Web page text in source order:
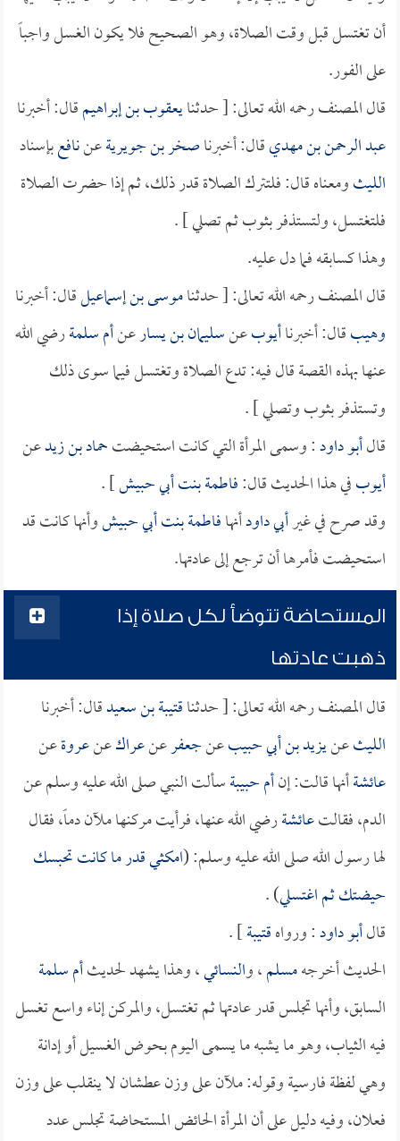
أن تغتسل قبل وقت الصلاة، وهو الصحيح فلا يكون الغسل واجباً
على الفور.
قال المصنف رحمه الله تعالى: [ حدثنايعقوب بن إبراهيمقال: أخبرنا
عبد الرحمن بن مهديقال: أخبرناصخر بن جويريةعننافعبإسناد
الليثومعناه قال: فلتترك الصلاة قدر ذلك، ثم إذا حضرت الصلاة
فلتغتسل، ولتستذفر بثوب ثم تصلي ] .
وهذا كسابقه فما دل عليه.
قال المصنف رحمه الله تعالى: [ حدثناموسى بن إسماعيلقال: أخبرنا
وهيبقال: أخبرناأيوبعنسليمان بن يسارعنأم سلمةرضي الله
عنها بهذه القصة قال فيه: تدع الصلاة وتغتسل فيما سوى ذلك
وتستذفر بثوب وتصلي ] .
قالأبو داود: وسمى المرأة التي كانت استحيضتحماد بن زيدعن
أيوبفي هذا الحديث قال:فاطمة بنت أبي حبيش] .
وقد صرح في غيرأبي داودأنهافاطمة بنت أبي حبيشوأنها كانت قد
استحيضت فأمرها أن ترجع إلى عادتها.
المستحاضة تتوضأ لكل صلاة إذا
ذهبت عادتها
قال المصنف رحمه الله تعالى: [ حدثناقتيبة بن سعيدقال: أخبرنا
الليثعنيزيد بن أبي حبيبعنجعفرعنعراكعنعروةعن
عائشةأنها قالت: إنأم حبيبةسألت النبي صلى الله عليه وسلم عن
الدم، فقالتعائشةرضي الله عنها، فرأيت مركنها ملآن دماً، فقال
لها رسول الله صلى الله عليه وسلم: (امكثي قدر ما كانت تحبسك
حيضتك ثم اغتسلي) .
قالأبو داود: ورواهقتيبة] .
الحديث أخرجهمسلم، والنسائي، وهذا يشهد لحديثأم سلمة
السابق، وأنها تجلس قدر عادتها ثم تغتسل، والمركن إناء واسع تغسل
فيه الثياب، وهو ما يشبه ما يسمى اليوم بحوض الغسيل أو إدانة
وهي لفظة فارسية وقوله: ملآن على وزن عطشان لا ينقلب على وزن
فعلان، وفيه دليل على أن المرأة الحائض المستحاضة تجلس عدد